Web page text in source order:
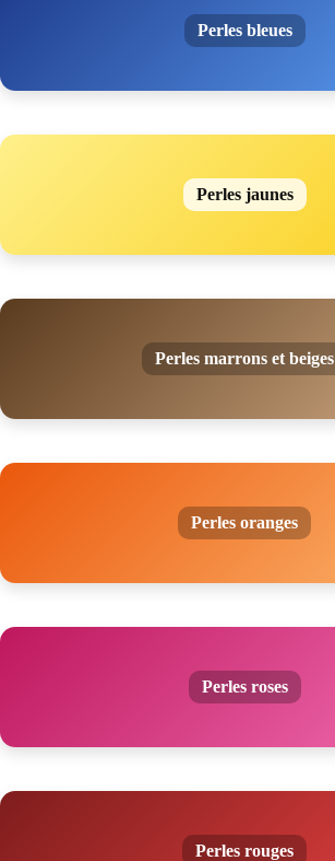
Perles bleues
Perles jaunes
Perles marrons et beiges
Perles oranges
Perles roses
Perles rouges